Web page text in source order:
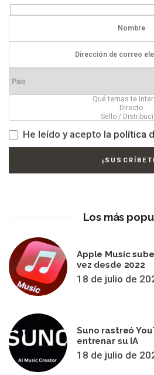
He leído y acepto la política
Los más
Apple Music
vez desde 2022
18 de julio de
Suno rastreó
entrenar su IA
18 de julio de